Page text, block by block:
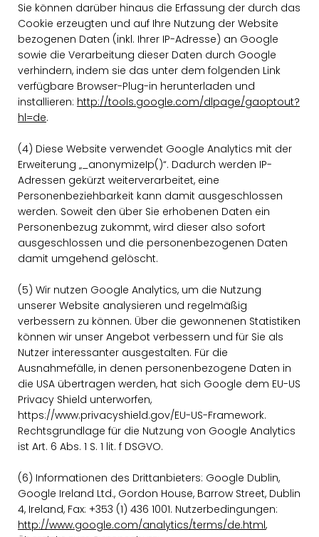
Sie können darüber hinaus die Erfassung der durch das
Cookie erzeugten und auf Ihre Nutzung der Website
bezogenen Daten (inkl. Ihrer IP-Adresse) an Google
sowie die Verarbeitung dieser Daten durch Google
verhindern, indem sie das unter dem folgenden Link
verfügbare Browser-Plug-in herunterladen und
installieren: http://tools.google.com/dlpage/gaoptout?
hl=de.
(4) Diese Website verwendet Google Analytics mit der
Erweiterung „_anonymizeIp()“. Dadurch werden IP-
Adressen gekürzt weiterverarbeitet, eine
Personenbeziehbarkeit kann damit ausgeschlossen
werden. Soweit den über Sie erhobenen Daten ein
Personenbezug zukommt, wird dieser also sofort
ausgeschlossen und die personenbezogenen Daten
damit umgehend gelöscht.
(5) Wir nutzen Google Analytics, um die Nutzung
unserer Website analysieren und regelmäßig
verbessern zu können. Über die gewonnenen Statistiken
können wir unser Angebot verbessern und für Sie als
Nutzer interessanter ausgestalten. Für die
Ausnahmefälle, in denen personenbezogene Daten in
die USA übertragen werden, hat sich Google dem EU-US
Privacy Shield unterworfen,
https://www.privacyshield.gov/EU-US-Framework.
Rechtsgrundlage für die Nutzung von Google Analytics
ist Art. 6 Abs. 1 S. 1 lit. f DSGVO.
(6) Informationen des Drittanbieters: Google Dublin,
Google Ireland Ltd., Gordon House, Barrow Street, Dublin
4, Ireland, Fax: +353 (1) 436 1001. Nutzerbedingungen:
http://www.google.com/analytics/terms/de.html,